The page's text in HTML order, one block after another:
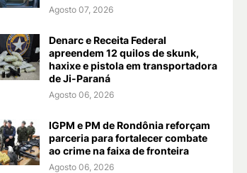
Agosto 07, 2026
Denarc e Receita Federal
apreendem 12 quilos de skunk,
haxixe e pistola em transportadora
de Ji-Paraná
Agosto 06, 2026
IGPM e PM de Rondônia reforçam
parceria para fortalecer combate
ao crime na faixa de fronteira
Agosto 06, 2026